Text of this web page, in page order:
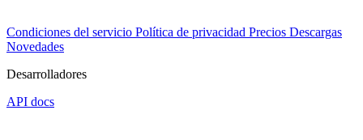
Condiciones del servicio Política de privacidad Precios Descargas
Novedades
Desarrolladores
API docs